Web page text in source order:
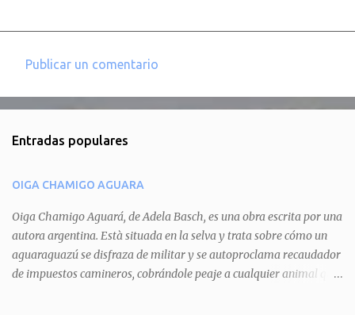
e
t
a
r
i
o
Publicar un comentario
Entradas populares
OIGA CHAMIGO AGUARA
Oiga Chamigo Aguará, de Adela Basch, es una obra escrita por una
autora argentina. Està situada en la selva y trata sobre cómo un
aguaraguazú se disfraza de militar y se autoproclama recaudador
de impuestos camineros, cobrándole peaje a cualquier animal que